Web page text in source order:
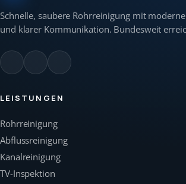
Schnelle, saubere Rohrreinigung mit
und klarer Kommunikation. Bundesweit
LEISTUNGEN
Rohrreinigung
Abflussreinigung
Kanalreinigung
TV-Inspektion